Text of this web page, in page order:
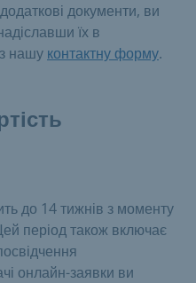
документи, ви
їх в
нашу контактну форму.
до 14 тижнів з моменту
період також включає
онлайн-заявки ви